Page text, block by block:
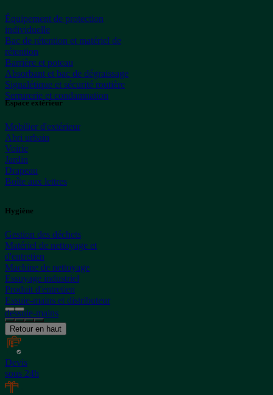
Équipement de protection
individuelle
Bac de rétention et matériel de
rétention
Barrière et poteau
Absorbant et bac de dégraissage
Signalétique et sécurité routière
Serrurerie et condamnation
Espace extérieur
Mobilier d'extérieur
Abri urbain
Voirie
Jardin
Drapeau
Boîte aux lettres
Hygiène
Gestion des déchets
Matériel de nettoyage et
d'entretien
Machine de nettoyage
Essuyage industriel
Produit d'entretien
Essuie-mains et distributeur
dessuie-mains
Retour en haut
Devis
sous 24h